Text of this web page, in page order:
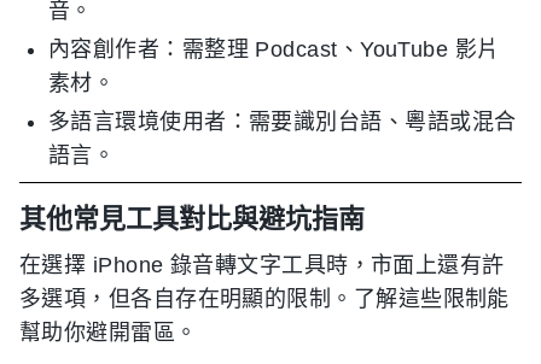
音。
內容創作者：需整理 Podcast、YouTube 影片
素材。
多語言環境使用者：需要識別台語、粵語或混合
語言。
其他常見工具對比與避坑指南
在選擇 iPhone 錄音轉文字工具時，市面上還有許
多選項，但各自存在明顯的限制。了解這些限制能
幫助你避開雷區。